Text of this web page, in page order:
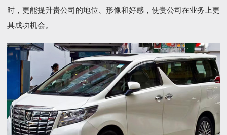
时，更能提升贵公司的地位、形像和好感，使贵公司在业务上更
具成功机会。